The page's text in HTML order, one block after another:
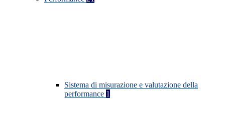
Sistema di misurazione e valutazione della
performance 1